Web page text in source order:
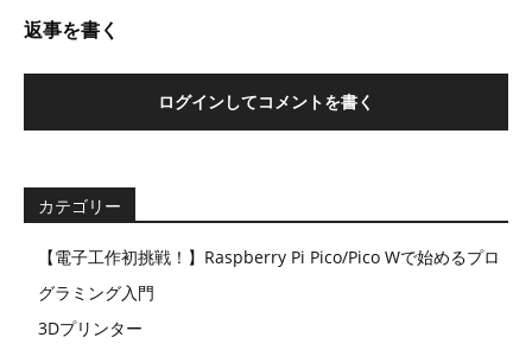
返事を書く
ログインしてコメントを書く
カテゴリー
【電子工作初挑戦！】Raspberry Pi Pico/Pico Wで始めるプロ
グラミング入門
3Dプリンター